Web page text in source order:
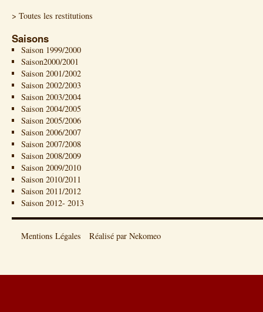
> Toutes les restitutions
Saisons
Saison 1999/2000
Saison2000/2001
Saison 2001/2002
Saison 2002/2003
Saison 2003/2004
Saison 2004/2005
Saison 2005/2006
Saison 2006/2007
Saison 2007/2008
Saison 2008/2009
Saison 2009/2010
Saison 2010/2011
Saison 2011/2012
Saison 2012- 2013
Mentions Légales Réalisé par Nekomeo